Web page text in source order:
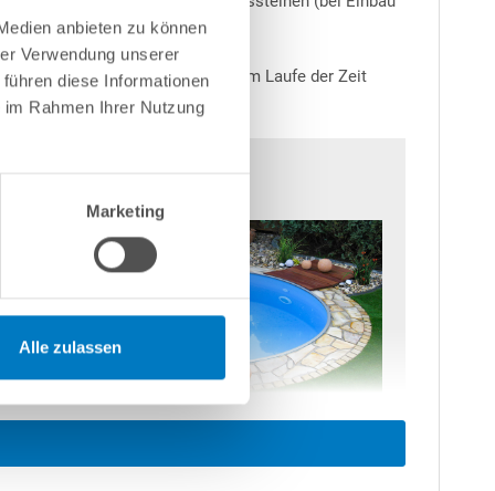
anbieten zu können
Verwendung unserer
diese Informationen
Rahmen Ihrer Nutzung
Marketing
Alle zulassen
ist abzuraten, da dies sich im Laufe der Zeit